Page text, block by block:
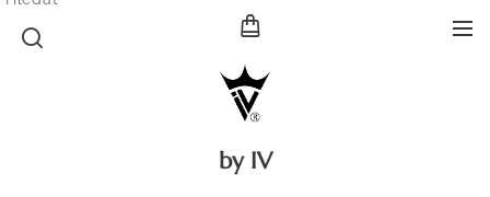
by IV